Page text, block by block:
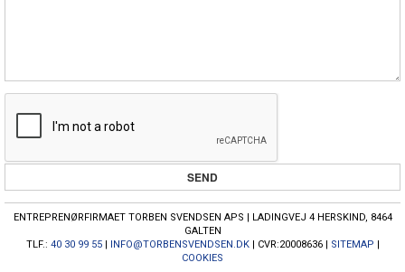
ENTREPRENØRFIRMAET TORBEN SVENDSEN APS | LADINGVEJ 4 HERSKIND, 8464
GALTEN
TLF.: 40 30 99 55| INFO@TORBENSVENDSEN.DK| CVR:20008636 | SITEMAP |
COOKIES